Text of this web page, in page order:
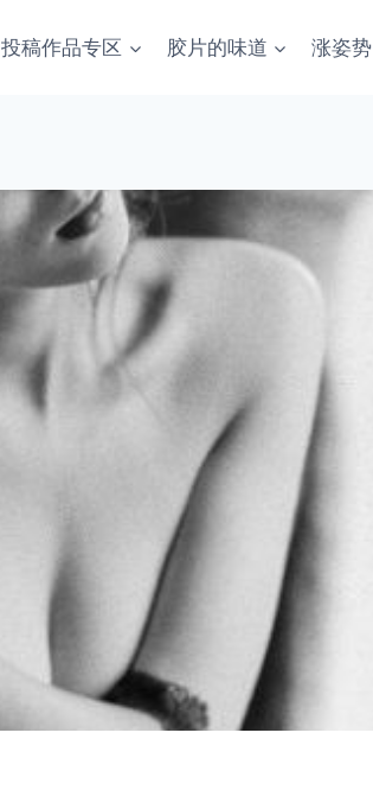
投稿作品专区 胶片的味道 涨姿势